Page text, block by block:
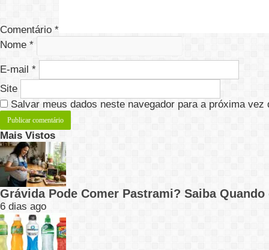
Comentário *
Nome *
E-mail *
Site
Salvar meus dados neste navegador para a próxima vez
Mais Vistos
Grávida Pode Comer Pastrami? Saiba
6 dias ago